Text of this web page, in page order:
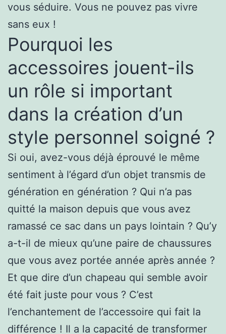
vous séduire. Vous ne pouvez pas vivre
sans eux !
Pourquoi les
accessoires jouent-ils
un rôle si important
dans la création d’un
style personnel soigné ?
Si oui, avez-vous déjà éprouvé le même
sentiment à l’égard d’un objet transmis de
génération en génération ? Qui n’a pas
quitté la maison depuis que vous avez
ramassé ce sac dans un pays lointain ? Qu’y
a-t-il de mieux qu’une paire de chaussures
que vous avez portée année après année ?
Et que dire d’un chapeau qui semble avoir
été fait juste pour vous ? C’est
l’enchantement de l’accessoire qui fait la
différence ! Il a la capacité de transformer